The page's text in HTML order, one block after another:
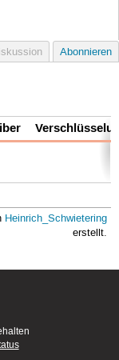
Abonnieren
Heinrich_Schwietering
erstellt.